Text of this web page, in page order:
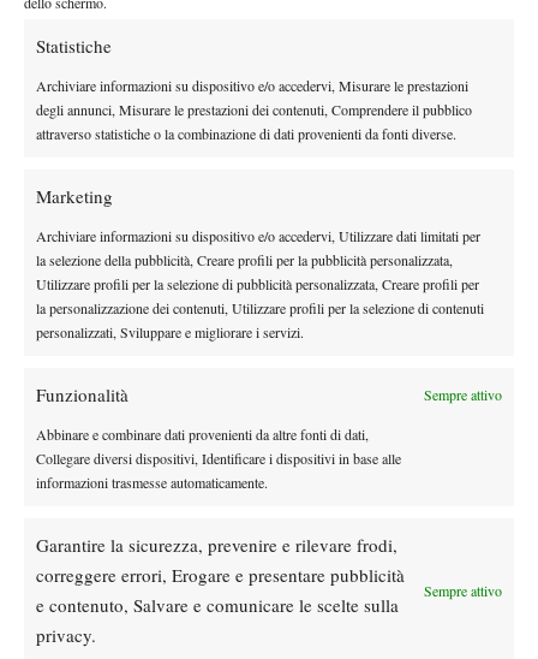
Statistiche
Archiviare informazioni su dispositivo e/o accedervi, Misurare le prestazioni
degli annunci, Misurare le prestazioni dei contenuti, Comprendere il pubblico
attraverso statistiche o la combinazione di dati provenienti da fonti diverse.
Marketing
Archiviare informazioni su dispositivo e/o accedervi, Utilizzare dati limitati per
la selezione della pubblicità, Creare profili per la pubblicità personalizzata,
Utilizzare profili per la selezione di pubblicità personalizzata, Creare profili per
la personalizzazione dei contenuti, Utilizzare profili per la selezione di contenuti
personalizzati, Sviluppare e migliorare i servizi.
Funzionalità Sempre attivo
Abbinare e combinare dati provenienti da altre fonti di dati,
Collegare diversi dispositivi, Identificare i dispositivi in base alle
informazioni trasmesse automaticamente.
Garantire la sicurezza, prevenire e rilevare frodi,
correggere errori, Erogare e presentare pubblicità
e contenuto, Salvare e comunicare le scelte sulla
privacy.
Sempre attivo
seppur notevole cedimento ci poteva stare. Questa volta era
diverso: dopo un inizio stagione un po’ tormentato, Rafael aveva
molti era destinato a ingranare sulla scia del momento e, superati
i primi scogli, a ritornare a ottenere un buon risultato a
sarebbe giocata con Federer, Murray o Djokovic. Ma poi è
conquistato il challenger erbivoro di Nottingham-2, sovrastando
in due set il ‘guru dei servizi’ Samuel Groth; e che, pochi giorni
prima, aveva battuto Richard Gasquet, annullando ben 9 match-
point. E che, con una leggerezza sbalorditiva, ha infine deciso di
tanto.
E’ azzardato parlare di passaggio di consegne, ma in lui è ormai
inevitabile riconoscere i tratti del predestinato. Gli stessi di Nadal
al Roland Garros 2005, quelli che abbiamo riconosciuto in Roger
Wimbledon, aveva sconfitto Pete Sampras in cinque set,
interrompendo una striscia di 31 vittorie consecutive sull’erba
londinese e sancendo la fine del suo regno.
Kyrgios nel match di ieri ha dimostrato di avere una tenuta